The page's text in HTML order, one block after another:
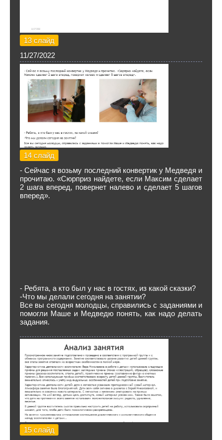
13 слайд
11/27/2022
14 слайд
- Сейчас я возьму последний конвертик у Медведя и
прочитаю. «Сюрприз найдете, если Максим сделает
2 шага вперед, повернет налево и сделает 5 шагов
вперед».
- Ребята, а кто был у нас в гостях, из какой сказки?
-Что мы делали сегодня на занятии?
Все вы сегодня молодцы, справились с заданиями и
помогли Маше и Медведю понять, как надо делать
задания.
15 слайд